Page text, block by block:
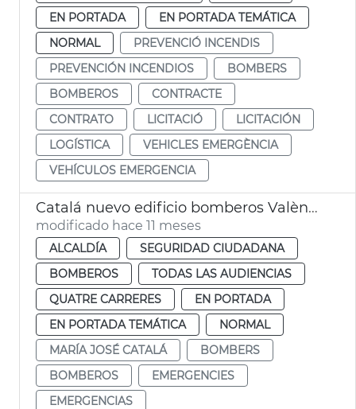
EN PORTADA
EN PORTADA TEMÁTICA
NORMAL
PREVENCIÓ INCENDIS
PREVENCIÓN INCENDIOS
BOMBERS
BOMBEROS
CONTRACTE
CONTRATO
LICITACIÓ
LICITACIÓN
LOGÍSTICA
VEHICLES EMERGÈNCIA
VEHÍCULOS EMERGENCIA
Catalá nuevo edificio bomberos València
modificado hace 11 meses
ALCALDÍA
SEGURIDAD CIUDADANA
BOMBEROS
TODAS LAS AUDIENCIAS
QUATRE CARRERES
EN PORTADA
EN PORTADA TEMÁTICA
NORMAL
MARÍA JOSÉ CATALÁ
BOMBERS
BOMBEROS
EMERGENCIES
EMERGENCIAS